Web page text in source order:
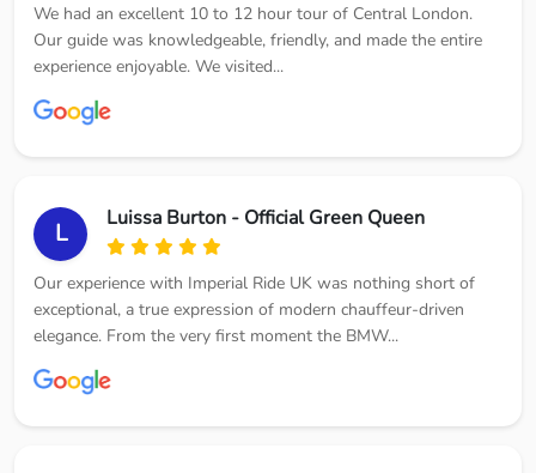
We had an excellent 10 to 12 hour tour of Central London.
Our guide was knowledgeable, friendly, and made the entire
experience enjoyable. We visited...
L Luissa Burton - Official Green Queen
Our experience with Imperial Ride UK was nothing short of
exceptional, a true expression of modern chauffeur-driven
elegance. From the very first moment the BMW...